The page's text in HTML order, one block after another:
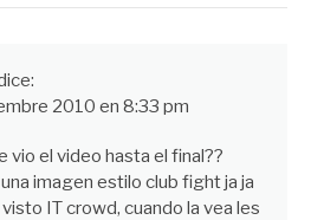
2010 en 8:33 pm
vio el video hasta el final??
imagen estilo club fight ja ja
IT crowd, cuando la vea les